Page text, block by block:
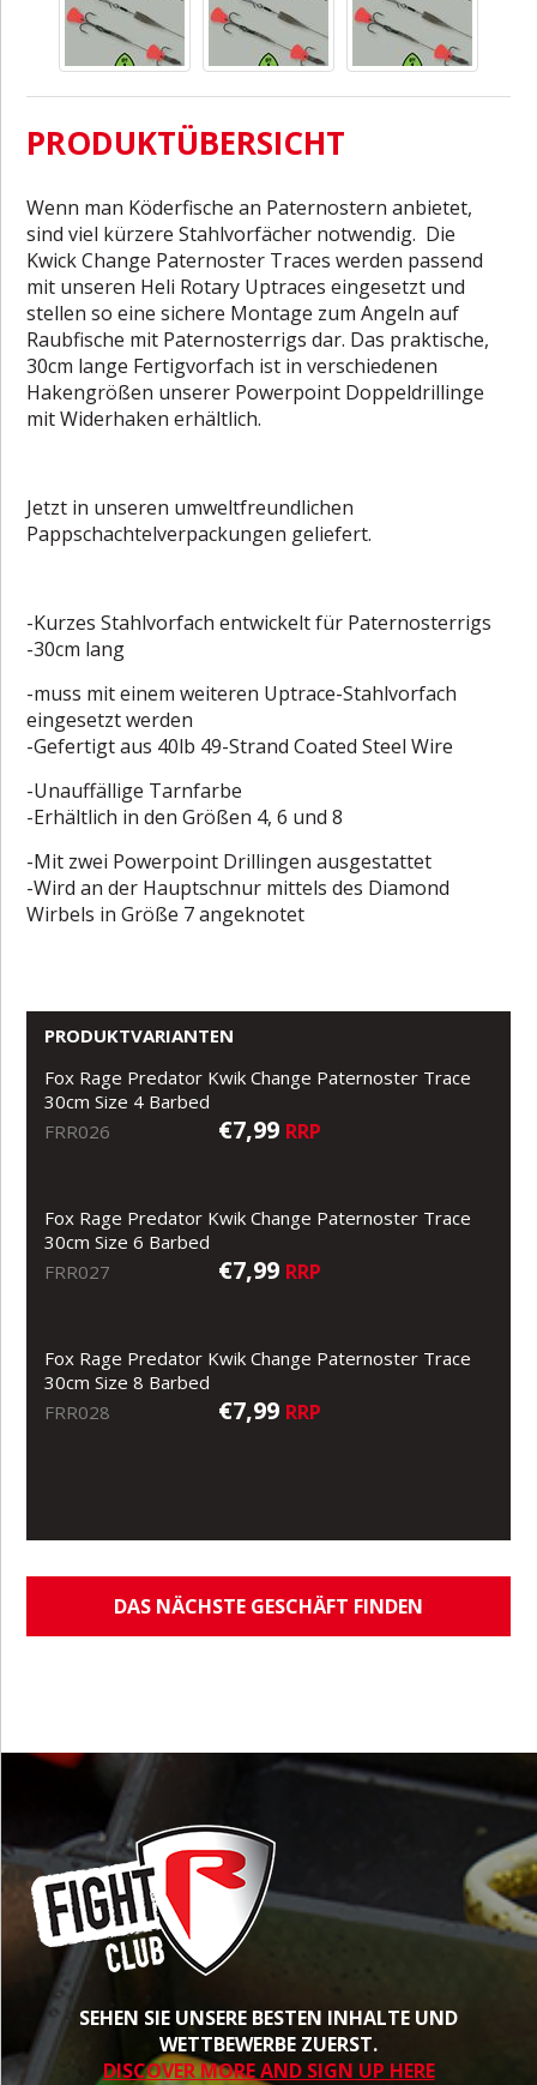
PRODUKTÜBERSICHT
Wenn man Köderfische an Paternostern anbietet,
sind viel kürzere Stahlvorfächer notwendig. Die
Kwick Change Paternoster Traces werden passend
mit unseren Heli Rotary Uptraces eingesetzt und
stellen so eine sichere Montage zum Angeln auf
Raubfische mit Paternosterrigs dar. Das praktische,
30cm lange Fertigvorfach ist in verschiedenen
Hakengrößen unserer Powerpoint Doppeldrillinge
mit Widerhaken erhältlich.
Jetzt in unseren umweltfreundlichen
Pappschachtelverpackungen geliefert.
-Kurzes Stahlvorfach entwickelt für Paternosterrigs
-30cm lang
-muss mit einem weiteren Uptrace-Stahlvorfach
eingesetzt werden
-Gefertigt aus 40lb 49-Strand Coated Steel Wire
-Unauffällige Tarnfarbe
-Erhältlich in den Größen 4, 6 und 8
-Mit zwei Powerpoint Drillingen ausgestattet
-Wird an der Hauptschnur mittels des Diamond
Wirbels in Größe 7 angeknotet
PRODUKTVARIANTEN
Fox Rage Predator Kwik Change Paternoster Trace
30cm Size 4 Barbed
FRR026
€7,99 RRP
Fox Rage Predator Kwik Change Paternoster Trace
30cm Size 6 Barbed
FRR027
€7,99 RRP
Fox Rage Predator Kwik Change Paternoster Trace
30cm Size 8 Barbed
FRR028
€7,99 RRP
DAS NÄCHSTE GESCHÄFT FINDEN
SEHEN SIE UNSERE BESTEN INHALTE UND
WETTBEWERBE ZUERST.
DISCOVER MORE AND SIGN UP HERE